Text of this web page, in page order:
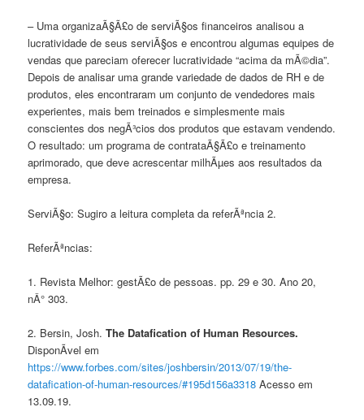
– Uma organizaÃ§Ã£o de serviÃ§os financeiros analisou a
lucratividade de seus serviÃ§os e encontrou algumas equipes de
vendas que pareciam oferecer lucratividade “acima da mÃ©dia”.
Depois de analisar uma grande variedade de dados de RH e de
produtos, eles encontraram um conjunto de vendedores mais
experientes, mais bem treinados e simplesmente mais
conscientes dos negÃ³cios dos produtos que estavam vendendo.
O resultado: um programa de contrataÃ§Ã£o e treinamento
aprimorado, que deve acrescentar milhÃµes aos resultados da
empresa.
ServiÃ§o: Sugiro a leitura completa da referÃªncia 2.
ReferÃªncias:
1. Revista Melhor: gestÃ£o de pessoas. pp. 29 e 30. Ano 20,
nÂ° 303.
2. Bersin, Josh.The Datafication of Human Resources.
DisponÃ­vel em
https://www.forbes.com/sites/joshbersin/2013/07/19/the-
datafication-of-human-resources/#195d156a3318 Acesso em
13.09.19.